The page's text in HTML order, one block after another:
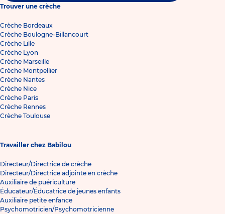
Trouver une crèche
Crèche Bordeaux
Crèche Boulogne-Billancourt
Crèche Lille
Crèche Lyon
Crèche Marseille
Crèche Montpellier
Crèche Nantes
Crèche Nice
Crèche Paris
Crèche Rennes
Crèche Toulouse
Travailler chez Babilou
Directeur/Directrice de crèche
Directeur/Directrice adjointe en crèche
Auxiliaire de puériculture
Éducateur/Éducatrice de jeunes enfants
Auxiliaire petite enfance
Psychomotricien/Psychomotricienne